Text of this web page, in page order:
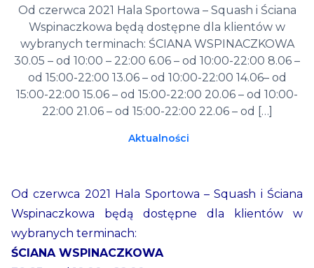
Strefa Klienta
Kontakt
Od czerwca 2021 Hala Sportowa – Squash i Ściana
Wspinaczkowa będą dostępne dla klientów w
wybranych terminach: ŚCIANA WSPINACZKOWA
30.05 – od 10:00 – 22:00 6.06 – od 10:00-22:00 8.06 –
od 15:00-22:00 13.06 – od 10:00-22:00 14.06– od
15:00-22:00 15.06 – od 15:00-22:00 20.06 – od 10:00-
22:00 21.06 – od 15:00-22:00 22.06 – od […]
Aktualności
Od czerwca 2021 Hala Sportowa – Squash i Ściana
Wspinaczkowa będą dostępne dla klientów w
wybranych terminach:
ŚCIANA WSPINACZKOWA